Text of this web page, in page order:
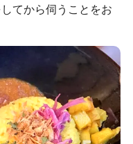
てから伺うことをお